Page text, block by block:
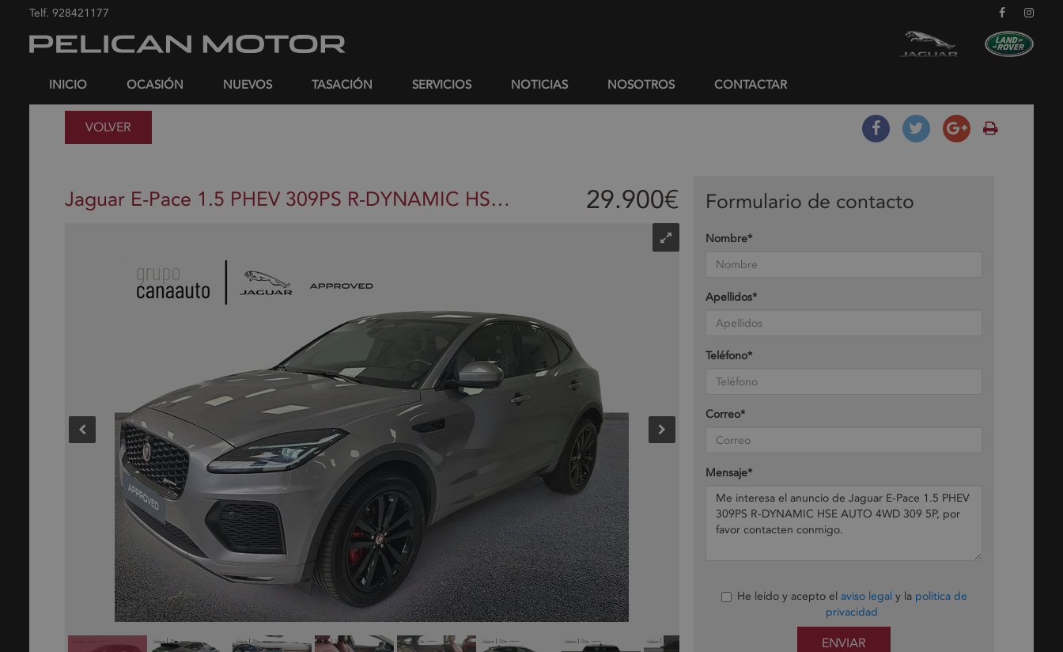
Telf. 928421177
INICIO OCASIÓN NUEVOS TASACIÓN SERVICIOS NOTICIAS NOSOTROS CONTACTAR
VOLVER
Formulario de contacto
Nombre*
Apellidos*
Teléfono*
Correo*
Mensaje*
He leído y acepto el aviso legal y la politica de
privacidad
ENVIAR
Jaguar E-Pace 1.5 PHEV 309PS R-DYNAMIC HSE AUTO 4WD 309 5P 29.900€